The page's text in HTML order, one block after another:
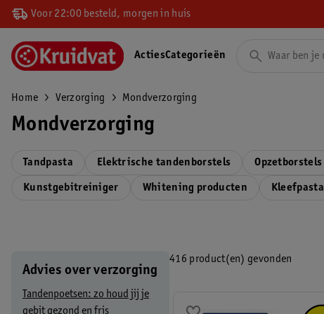
Voor 22:00 besteld, morgen in huis
ActiesCategorieën
Home Verzorging Mondverzorging
Mondverzorging
Tandpasta Elektrische tandenborstels Opzetborstels
Kunstgebitreiniger Whitening producten Kleefpasta
Advies over verzorging
Tandenpoetsen: zo houd jij je
gebit gezond en fris
416 product(en) gevonden